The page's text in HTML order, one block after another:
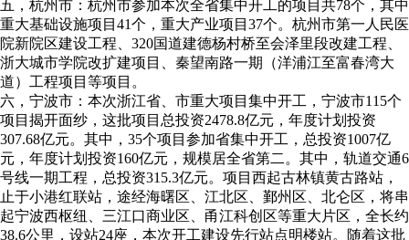
五，杭州市：杭州市参加本次全省集中开工的项目共78个，其中
重大基础设施项目41个，重大产业项目37个。杭州市第一人民医
院新院区建设工程、320国道建德杨村桥至会泽里段改建工程、
浙大城市学院改扩建项目、秦望南路一期（洋浦江至富春湾大
道）工程项目等项目。
六，宁波市：本次浙江省、市重大项目集中开工，宁波市115个
项目揭开面纱，这批项目总投资2478.8亿元，年度计划投资
307.68亿元。其中，35个项目参加省集中开工，总投资1007亿
元，年度计划投资160亿元，规模居全省第二。其中，轨道交通6
号线一期工程，总投资315.3亿元。项目西起古林镇黄古路站，
止于小港红联站，途经海曙区、江北区、鄞州区、北仑区，将串
起宁波西枢纽、三江口商业区、甬江科创区等重大片区，全长约
38.6公里，设站24座，本次开工建设先行站点明楼站。随着这批